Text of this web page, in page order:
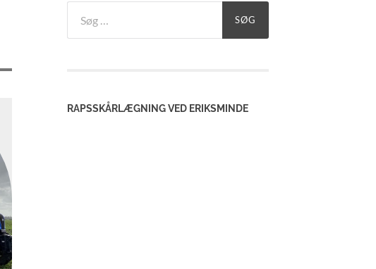
efter:
RAPSSKÅRLÆGNING VED ERIKSMINDE